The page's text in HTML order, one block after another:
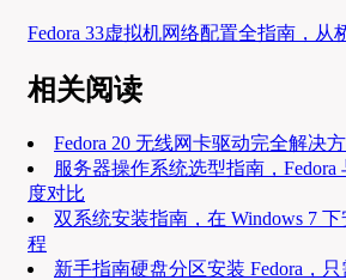
Fedora 33虚拟机网络配置全指南，从
相关阅读
Fedora 20 无线网卡驱动完全解决
服务器操作系统选型指南，Fedora
度对比
双系统安装指南，在 Windows 7 下
程
新手指南硬盘分区安装 Fedora，